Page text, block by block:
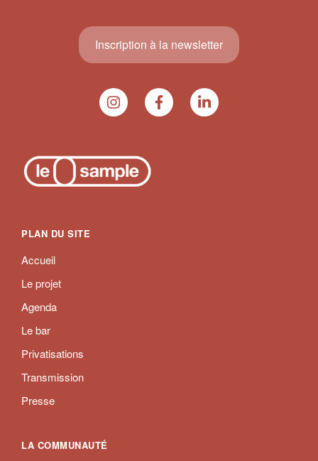
Inscription à la newsletter
PLAN DU SITE
Accueil
Le projet
Agenda
Le bar
Privatisations
Transmission
Presse
LA COMMUNAUTÉ